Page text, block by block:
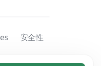
安全性
: 00150329